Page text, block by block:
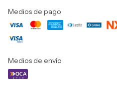
Medios de pago
Medios de envío